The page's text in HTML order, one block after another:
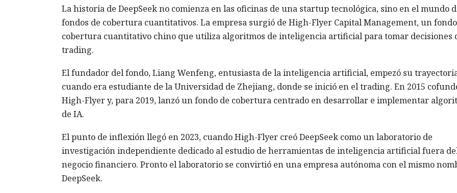
La historia de DeepSeek no comienza en las oficinas de una startup tecnológica, sino en el mundo
fondos de cobertura cuantitativos. La empresa surgió de High-Flyer Capital Management, un
cobertura cuantitativo chino que utiliza algoritmos de inteligencia artificial para tomar decisiones
trading.
El fundador del fondo, Liang Wenfeng, entusiasta de la inteligencia artificial, empezó su
cuando era estudiante de la Universidad de Zhejiang, donde se inició en el trading. En 2015
High-Flyer y, para 2019, lanzó un fondo de cobertura centrado en desarrollar e implementar
de IA.
El punto de inflexión llegó en 2023, cuando High-Flyer creó DeepSeek como un laboratorio de
investigación independiente dedicado al estudio de herramientas de inteligencia artificial fuera
negocio financiero. Pronto el laboratorio se convirtió en una empresa autónoma con el mismo
DeepSeek.